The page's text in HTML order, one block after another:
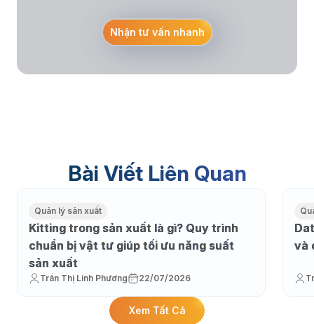
Nhận tư vấn nhanh
Bài Viết Liên Quan
Quản lý sản xuất
Kitting trong sản xuất là gì? Quy trình
chuẩn bị vật tư giúp tối ưu năng suất
sản xuất
Trần Thị Linh Phương 22/07/2026
và
Xem Tất Cả